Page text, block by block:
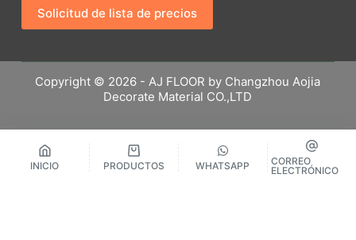
INICIO PRODUCTOS WHATSAPP
CORREO
ELECTRÓNICO
Solicitud de lista de precios
Copyright © 2026 - AJ FLOOR by Changzhou Aojia
Decorate Material CO.,LTD